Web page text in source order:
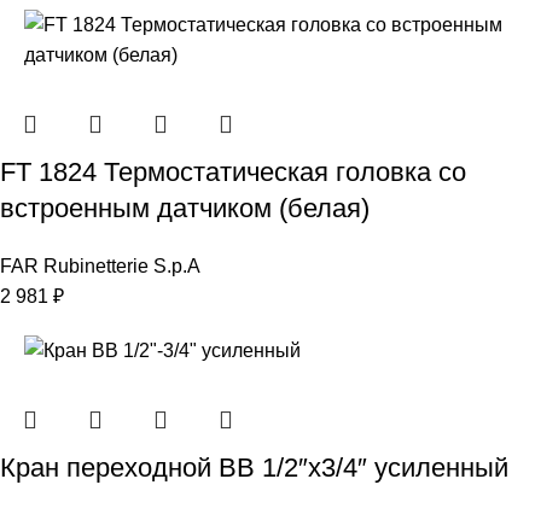
FТ 1824 Термостатическая головка со
встроенным датчиком (белая)
FAR Rubinetterie S.p.A
2 981 ₽
Кран переходнoй BB 1/2″х3/4″ усиленный